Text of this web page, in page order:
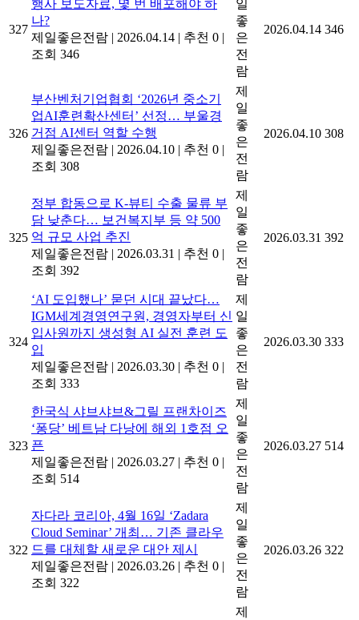
327
행사 보도자료, 몇 번 배포해야 하
나?
제일좋은전람 | 2026.04.14 | 추천 0 |
조회 346
일
좋
은
전
람
2026.04.14 346
326
부산벤처기업협회 ‘2026년 중소기
업AI훈련확산센터’ 선정… 부울경
거점 AI센터 역할 수행
제일좋은전람 | 2026.04.10 | 추천 0 |
조회 308
제
일
좋
은
전
람
2026.04.10 308
325
정부 합동으로 K-뷰티 수출 물류 부
담 낮춘다… 보건복지부 등 약 500
억 규모 사업 추진
제일좋은전람 | 2026.03.31 | 추천 0 |
조회 392
제
일
좋
은
전
람
2026.03.31 392
324
‘AI 도입했나’ 묻던 시대 끝났다…
IGM세계경영연구원, 경영자부터 신
입사원까지 생성형 AI 실전 훈련 도
입
제일좋은전람 | 2026.03.30 | 추천 0 |
조회 333
제
일
좋
은
전
람
2026.03.30 333
323
한국식 샤브샤브&그릴 프랜차이즈
‘퐁당’ 베트남 다낭에 해외 1호점 오
픈
제일좋은전람 | 2026.03.27 | 추천 0 |
조회 514
제
일
좋
은
전
람
2026.03.27 514
322
자다라 코리아, 4월 16일 ‘Zadara
Cloud Seminar’ 개최… 기존 클라우
드를 대체할 새로운 대안 제시
제일좋은전람 | 2026.03.26 | 추천 0 |
조회 322
제
일
좋
은
전
람
2026.03.26 322
제